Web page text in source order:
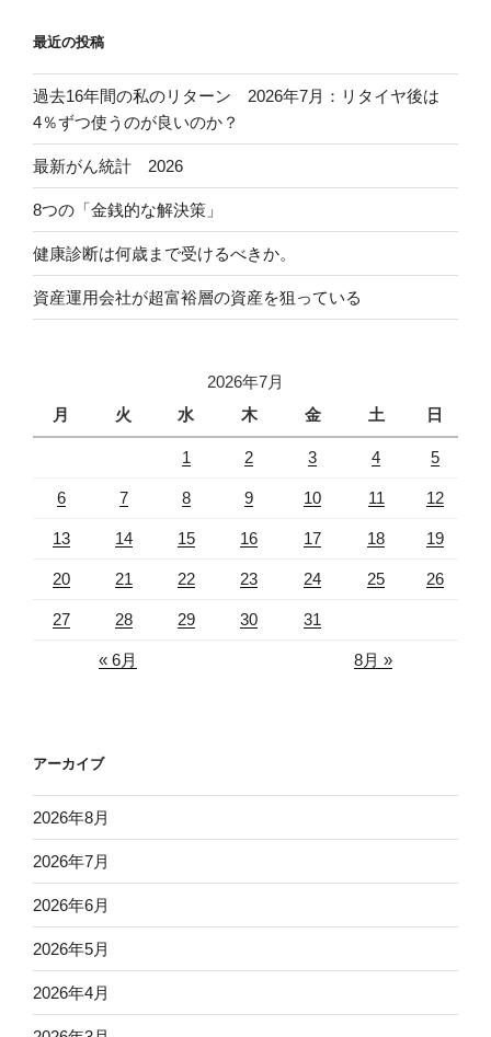
最近の投稿
過去16年間の私のリターン 2026年7月：リタイヤ後は
4％ずつ使うのが良いのか？
最新がん統計 2026
8つの「金銭的な解決策」
健康診断は何歳まで受けるべきか。
資産運用会社が超富裕層の資産を狙っている
2026年7月
月
火 水 木 金 土 日
1 2 3 4 5
6 7 8 9 10 11 12
13 14 15 16 17 18 19
20 21 22 23 24 25 26
27 28 29 30 31
« 6月 8月 »
アーカイブ
2026年8月
2026年7月
2026年6月
2026年5月
2026年4月